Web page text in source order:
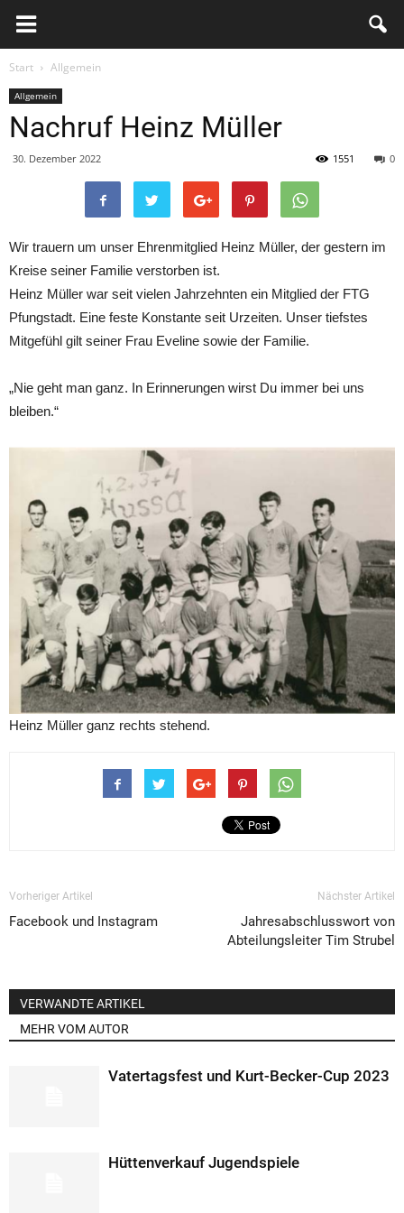
FTG
Pfungstadt
Start Allgemein
Allgemein
Nachruf Heinz Müller
30. Dezember 2022 0
1551
Wir trauern um unser Ehrenmitglied Heinz Müller, der gestern im
Kreise seiner Familie verstorben ist.
Heinz Müller war seit vielen Jahrzehnten ein Mitglied der FTG
Pfungstadt. Eine feste Konstante seit Urzeiten. Unser tiefstes
Mitgefühl gilt seiner Frau Eveline sowie der Familie.
„Nie geht man ganz. In Erinnerungen wirst Du immer bei uns
bleiben.“
Heinz Müller ganz rechts stehend.
Vorheriger Artikel
Facebook und Instagram
Nächster Artikel
Jahresabschlusswort von
Abteilungsleiter Tim Strubel
VERWANDTE ARTIKEL
MEHR VOM AUTOR
Vatertagsfest und Kurt-Becker-Cup 2023
Hüttenverkauf Jugendspiele